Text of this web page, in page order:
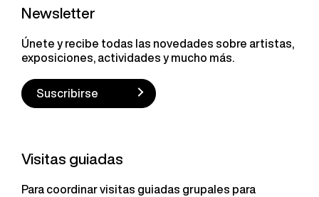
Newsletter
Únete y recibe todas las novedades sobre artistas,
exposiciones, actividades y mucho más.
Suscribirse
Visitas guiadas
Para coordinar visitas guiadas grupales para